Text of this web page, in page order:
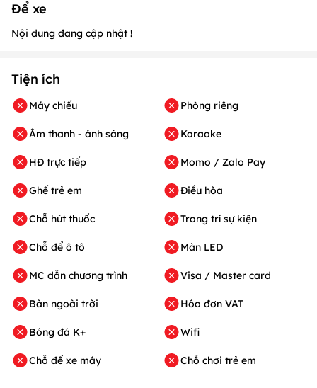
Để xe
Nội dung đang cập nhật !
Tiện ích
Máy chiếu
Âm thanh - ánh sáng
HĐ trực tiếp
Ghế trẻ em
Chỗ hút thuốc
Chỗ để ô tô
MC dẫn chương trình
Bàn ngoài trời
Bóng đá K+
Chỗ để xe máy
Phòng riêng
Karaoke
Momo / Zalo Pay
Điều hòa
Trang trí sự kiện
Màn LED
Visa / Master card
Hóa đơn VAT
Wifi
Chỗ chơi trẻ em